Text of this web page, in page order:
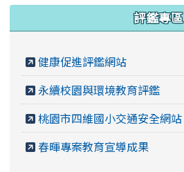
評鑑專區
健康促進評鑑網站
永續校園與環境教育評鑑
桃園市四維國小交通安全網站
春暉專案教育宣導成果